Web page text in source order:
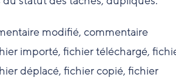
modifié, commentaire
importé, fichier téléchargé,
déplacé, fichier copié, fichier